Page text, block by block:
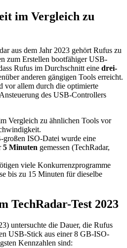
im Vergleich zu
aus dem Jahr 2023 gehört Rufus zu
zum Erstellen bootfähiger USB-
Rufus im Durchschnitt eine drei-
anderen gängigen Tools erreicht.
vor allem durch die optimierte
des USB-Controllers
Vergleich zu ähnlichen Tools vor
großen ISO-Datei wurde eine
5 Minuten gemessen (TechRadar,
viele Konkurrenzprogramme
bis zu 15 Minuten für dieselbe
TechRadar-Test 2023
untersuchte die Dauer, die Rufus
USB-Stick aus einer 8 GB-ISO-
Kennzahlen sind: